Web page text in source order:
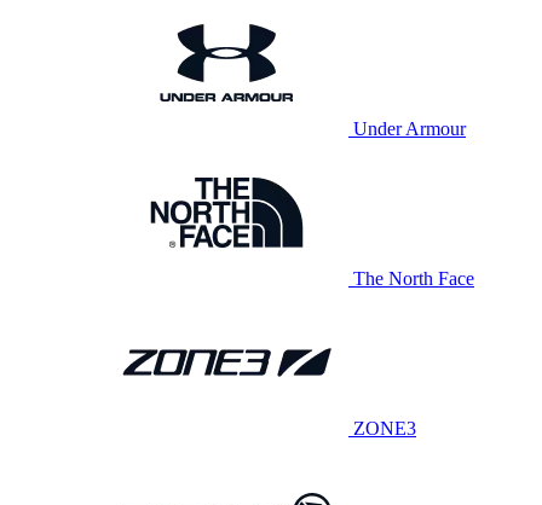
Under Armour
The North Face
ZONE3